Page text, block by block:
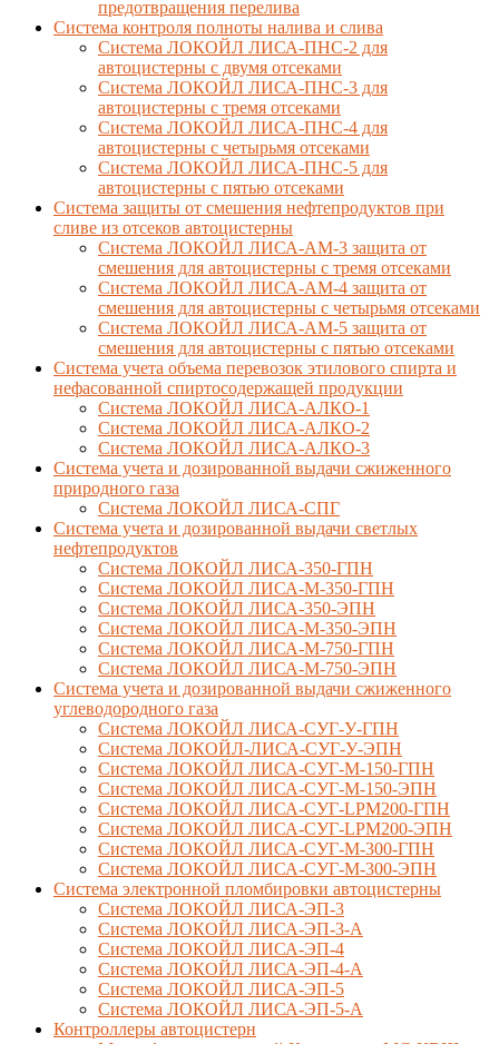
предотвращения перелива
Cистема контроля полноты налива и слива
Система ЛОКОЙЛ ЛИСА-ПНС-2 для
автоцистерны с двумя отсеками
Система ЛОКОЙЛ ЛИСА-ПНС-3 для
автоцистерны с тремя отсеками
Система ЛОКОЙЛ ЛИСА-ПНС-4 для
автоцистерны с четырьмя отсеками
Система ЛОКОЙЛ ЛИСА-ПНС-5 для
автоцистерны с пятью отсеками
Система защиты от смешения нефтепродуктов при
сливе из отсеков автоцистерны
Система ЛОКОЙЛ ЛИСА-AM-3 защита от
смешения для автоцистерны с тремя отсеками
Система ЛОКОЙЛ ЛИСА-AM-4 защита от
смешения для автоцистерны с четырьмя отсеками
Система ЛОКОЙЛ ЛИСА-AM-5 защита от
смешения для автоцистерны с пятью отсеками
Система учета объема перевозок этилового спирта и
нефасованной спиртосодержащей продукции
Система ЛОКОЙЛ ЛИСА-AЛКО-1
Система ЛОКОЙЛ ЛИСА-АЛКО-2
Система ЛОКОЙЛ ЛИСА-АЛКО-3
Система учета и дозированной выдачи сжиженного
природного газа
Система ЛОКОЙЛ ЛИСА-СПГ
Система учета и дозированной выдачи светлых
нефтепродуктов
Система ЛОКОЙЛ ЛИСА-350-ГПН
Система ЛОКОЙЛ ЛИСА-М-350-ГПН
Система ЛОКОЙЛ ЛИСА-350-ЭПН
Система ЛОКОЙЛ ЛИСА-М-350-ЭПН
Система ЛОКОЙЛ ЛИСА-М-750-ГПН
Система ЛОКОЙЛ ЛИСА-М-750-ЭПН
Система учета и дозированной выдачи сжиженного
углеводородного газа
Система ЛОКОЙЛ ЛИСА-СУГ-У-ГПН
Система ЛОКОЙЛ-ЛИСА-СУГ-У-ЭПН
Система ЛОКОЙЛ ЛИСА-СУГ-М-150-ГПН
Система ЛОКОЙЛ ЛИСА-СУГ-М-150-ЭПН
Система ЛОКОЙЛ ЛИСА-СУГ-LPM200-ГПН
Система ЛОКОЙЛ ЛИСА-СУГ-LPM200-ЭПН
Система ЛОКОЙЛ ЛИСА-СУГ-М-300-ГПН
Система ЛОКОЙЛ ЛИСА-СУГ-М-300-ЭПН
Система электронной пломбировки автоцистерны
Система ЛОКОЙЛ ЛИСА-ЭП-3
Система ЛОКОЙЛ ЛИСА-ЭП-3-А
Система ЛОКОЙЛ ЛИСА-ЭП-4
Система ЛОКОЙЛ ЛИСА-ЭП-4-А
Система ЛОКОЙЛ ЛИСА-ЭП-5
Система ЛОКОЙЛ ЛИСА-ЭП-5-А
Контроллеры автоцистерн